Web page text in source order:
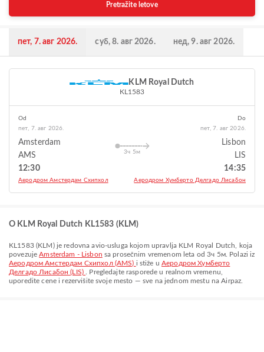
Pretražite letove
пет, 7. авг 2026. суб, 8. авг 2026. нед, 9. авг 2026.
KLM Royal Dutch
KL1583
Od
пет, 7. авг 2026.
Amsterdam
AMS
12:30
Aеродром Амстердам Схипхол
3ч 5м
Do
пет, 7. авг 2026.
Lisbon
LIS
14:35
Aеродром Хумберто Делгадо Лисабон
O KLM Royal Dutch KL1583 (KLM)
KL1583(KLM) je redovna avio-usluga kojom upravlja KLM Royal Dutch
, koja
povezujeAmsterdam - Lisbon sa prosečnim vremenom leta od3ч 5м. Polazi iz
Aеродром Амстердам Схипхол (AMS) i stiže uAеродром Хумберто
Делгадо Лисабон (LIS)
. Pregledajte rasporede u realnom vremenu,
uporedite cene i rezervišite svoje mesto — sve na jednom mestu na Airpaz.